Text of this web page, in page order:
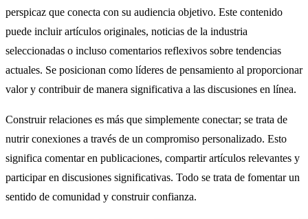
perspicaz que conecta con su audiencia objetivo. Este contenido
puede incluir artículos originales, noticias de la industria
seleccionadas o incluso comentarios reflexivos sobre tendencias
actuales. Se posicionan como líderes de pensamiento al proporcionar
valor y contribuir de manera significativa a las discusiones en línea.
Construir relaciones es más que simplemente conectar; se trata de
nutrir conexiones a través de un compromiso personalizado. Esto
significa comentar en publicaciones, compartir artículos relevantes y
participar en discusiones significativas. Todo se trata de fomentar un
sentido de comunidad y construir confianza.